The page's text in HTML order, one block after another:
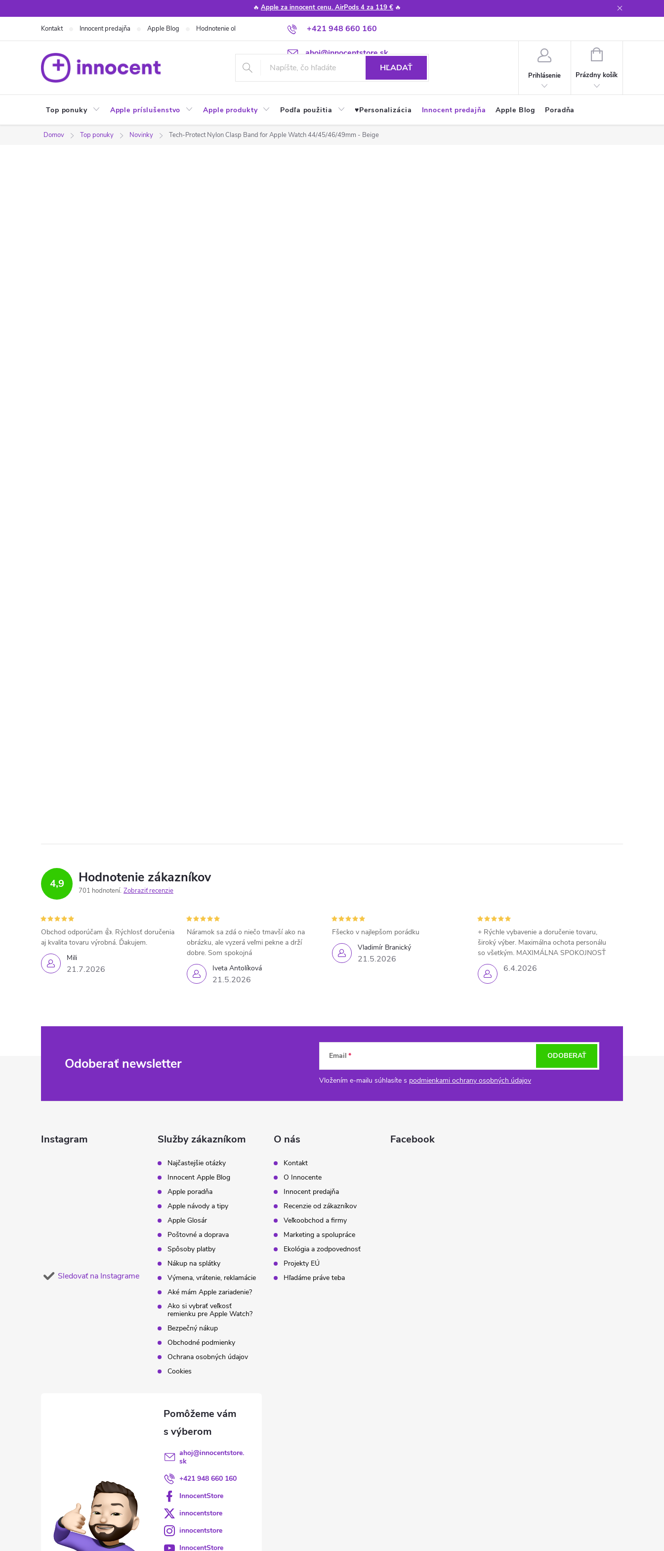
na
🔥 Apple za innocent cenu. AirPods 4 za 119 € 🔥
+421 948 660 160
ahoj@innocentstore.sk
Kontakt Innocent predajňa Apple Blog Hodnotenie obchodu Poradňa Apple návody a tipy
HĽADAŤ
Prihlásenie
NÁKUPNÝ
Prázdny košík
Top ponuky Apple príslušenstvo Apple produkty Podľa použitia ♥︎Personalizácia Innocent predajňa Apple Blog Poradňa
Domov Top ponuky Novinky Tech-Protect Nylon Clasp Band for Apple Watch 44/45/46/49mm - Beige
4,9 Hodnotenie zákazníkov
701 hodnotení Zobraziť recenzie
Mili
21.7.2026
Obchod odporúčam 👍. Rýchlosť doručenia
aj kvalita tovaru výrobná. Ďakujem.
Iveta Antolíková
21.5.2026
Náramok sa zdá o niečo tmavší ako na
obrázku, ale vyzerá veľmi pekne a drží
dobre. Som spokojná
Vladimír Branický
21.5.2026
Fšecko v najlepšom porádku
6.4.2026
+ Rýchle vybavenie a doručenie tovaru,
široký výber. Maximálna ochota personálu
so všetkým. MAXIMÁLNA SPOKOJNOSŤ
Odoberať newsletter Email
Vložením e-mailu súhlasíte s podmienkami ochrany osobných údajov
ODOBERAŤ
Instagram
Sledovať na Instagrame
Služby zákazníkom
Najčastejšie otázky
Innocent Apple Blog
Apple poradňa
Apple návody a tipy
Apple Glosár
Poštovné a doprava
Spôsoby platby
Nákup na splátky
Výmena, vrátenie, reklamácie
Aké mám Apple zariadenie?
Ako si vybrať veľkosť
remienku pre Apple Watch?
Bezpečný nákup
Obchodné podmienky
Ochrana osobných údajov
Cookies
O nás
Kontakt
O Innocente
Innocent predajňa
Recenzie od zákazníkov
Veľkoobchod a firmy
Marketing a spolupráce
Ekológia a zodpovednosť
Projekty EÚ
Hľadáme práve teba
Facebook
ahoj@innocentstore.
sk
+421 948 660 160
InnocentStore
innocentstore
innocentstore
InnocentStore